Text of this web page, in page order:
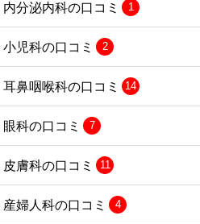
内分泌内科の口コミ 1
小児科の口コミ 2
耳鼻咽喉科の口コミ 14
眼科の口コミ 7
皮膚科の口コミ 11
産婦人科の口コミ 4